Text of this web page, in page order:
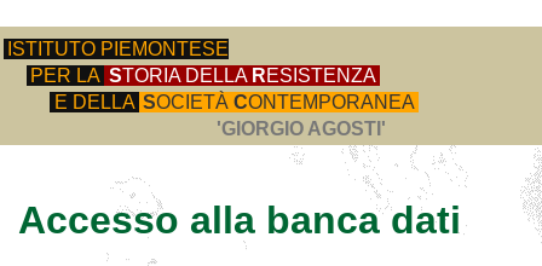
ISTITUTO PIEMONTESE
PER LA STORIA DELLA RESISTENZA
E DELLA SOCIETÀ CONTEMPORANEA
'GIORGIO AGOSTI'
Accesso alla banca dati